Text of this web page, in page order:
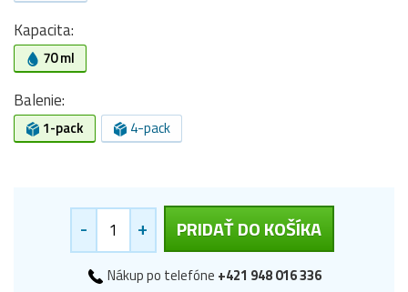
Kapacita:
70 ml
Balenie:
1-pack 4-pack
- + PRIDAŤ DO KOŠÍKA
Nákup po telefóne +421 948 016 336